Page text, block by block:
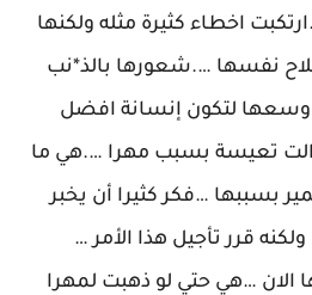
اخطاء كثيرة مثله ولكنها
نفسها ….شعورها بالذ*نب
وسعها لتكون إنسانة افضل
تعيسة بسبب مهرا ….هي ما
بسببها …فكر كثيرا أن يخبر
قرر تأجيل هذا الأمر …
الان …هي حتي لو ذهبت لمهرا